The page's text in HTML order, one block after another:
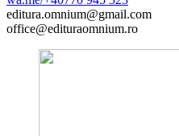
editura.omnium@gmail.com
office@edituraomnium.ro